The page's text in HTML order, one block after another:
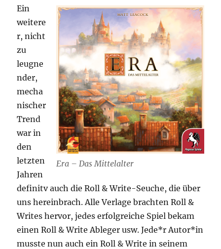
Era – Das Mittelalter
Ein
weitere
r, nicht
zu
leugne
nder,
mecha
nischer
Trend
war in
den
letzten
Jahren
definitv auch die Roll & Write-Seuche, die über
uns hereinbrach. Alle Verlage brachten Roll &
Writes hervor, jedes erfolgreiche Spiel bekam
einen Roll & Write Ableger usw. Jede*r Autor*in
musste nun auch ein Roll & Write in seinem